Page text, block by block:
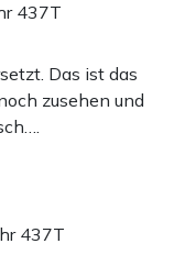
437T
Das ist das
zusehen und
437T